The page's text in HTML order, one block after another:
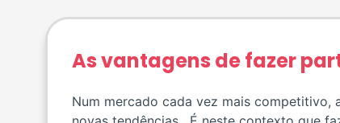
As vantagens de fazer
Num mercado cada vez mais competitivo,